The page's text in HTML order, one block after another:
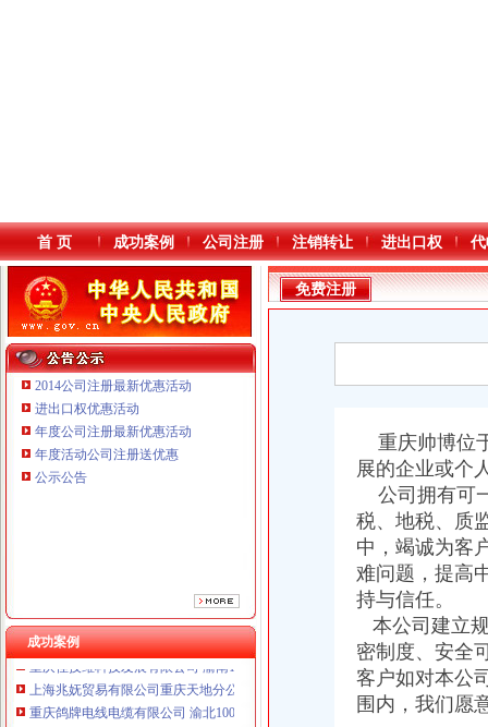
本站导航
首 页 成功案例 公司注册 注销转让 进出口权
2014公司注册最新优惠活动
进出口权优惠活动
年度公司注册最新优惠活动
年度活动公司注册送优惠
公示公告
成功案例
重庆欧氏科技发展有限公司 渝九50万 （进出口权）
重庆盛旗投资咨询有限公司 渝中10万 （工商注册）
重庆佳技维科技发展有限公司 渝南100万 （进出口权）
上海兆妩贸易有限公司重庆天地分公司 渝中 （工商注册）
重庆鸽牌电线电缆有限公司 渝北10010万 (进出口权)
重庆国洪体育设施有限公司
免费注册
重庆帅博位
展的企业或个
公司拥有可
税、地税、质
中，竭诚为客
难问题，提高
持与信任。
本公司建立
密制度、安全
客户如对本公
围内，我们愿